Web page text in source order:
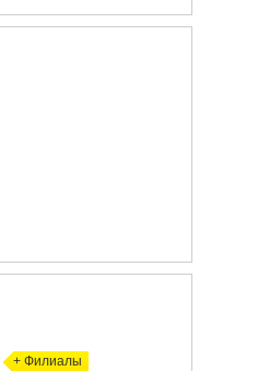
КАРЕЛИ
+ Филиалы